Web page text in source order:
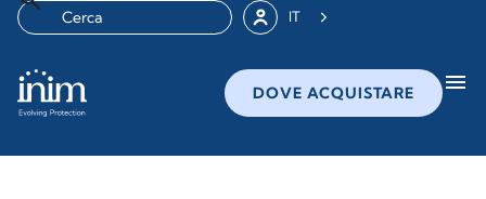
IT
DOVE ACQUISTARE menu